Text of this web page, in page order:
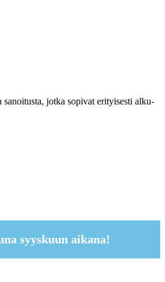
jotka sopivat erityisesti alku-
syyskuun aikana!